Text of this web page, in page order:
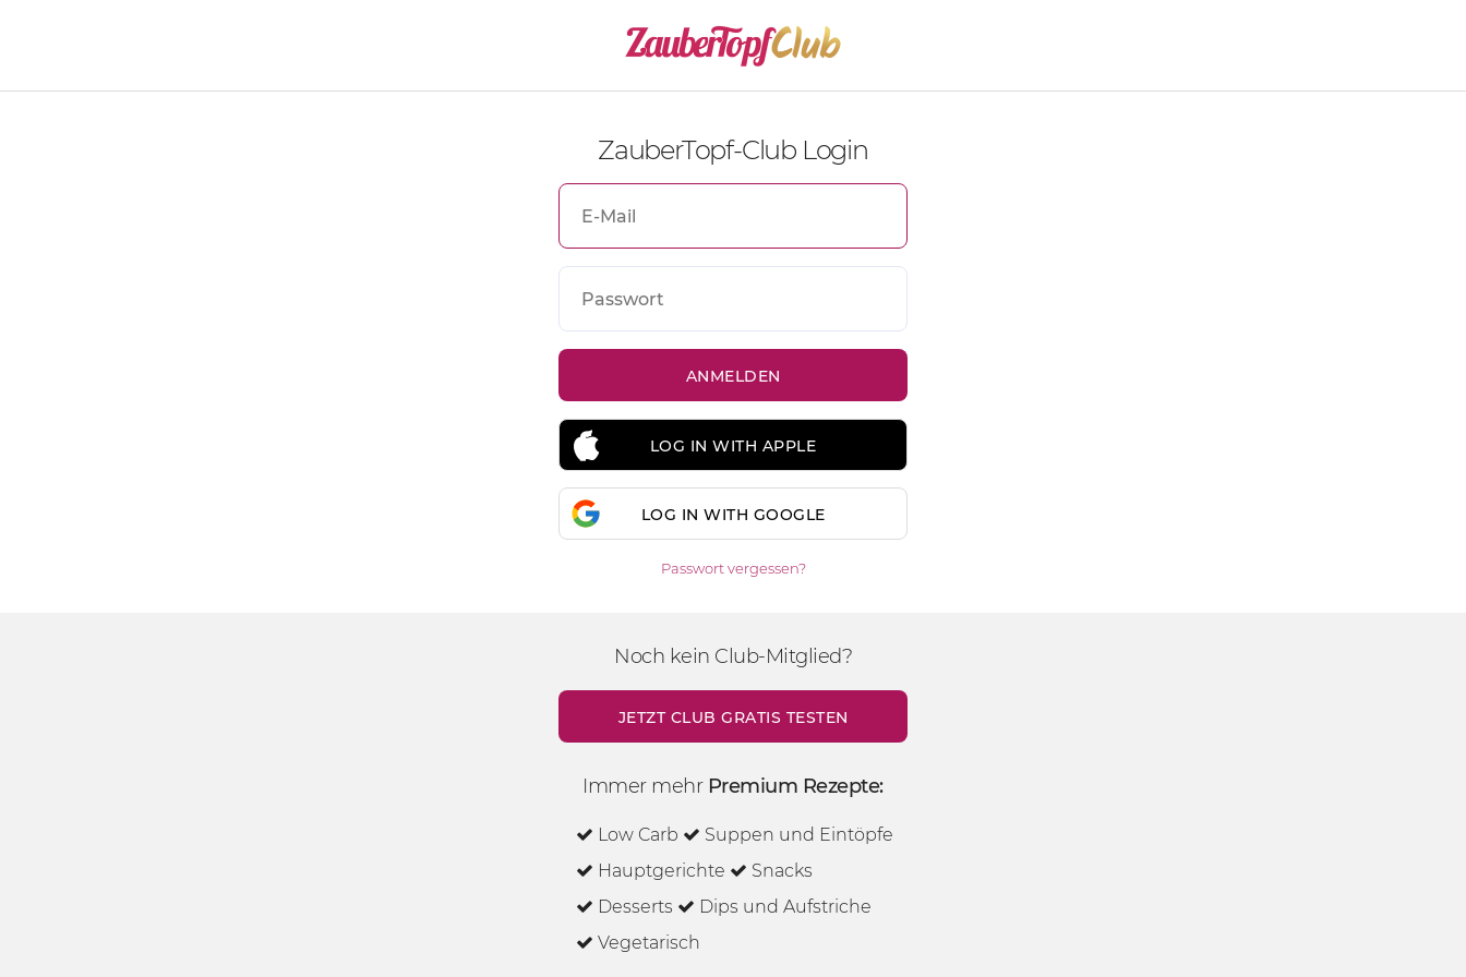
ZauberTopf-Club Login
LOG IN WITH APPLE
LOG IN WITH GOOGLE
Passwort vergessen?
Noch kein Club-Mitglied?
JETZT CLUB GRATIS TESTEN
Immer mehr Premium Rezepte:
Low Carb
Suppen und Eintöpfe
Hauptgerichte
Snacks
Desserts
Dips und Aufstriche
Vegetarisch